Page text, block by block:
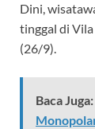
Dini,
tinggal di Vila
(26/9).
Baca Juga: